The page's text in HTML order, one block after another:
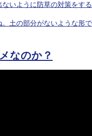
いように防草の対策をする
土の部分がないような形で
なのか？